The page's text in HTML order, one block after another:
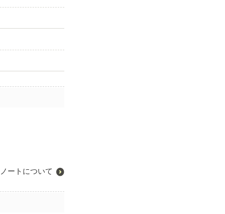
ートについて